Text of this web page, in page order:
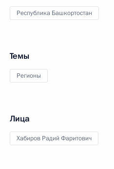
Республика Башкортостан
Темы
Регионы
Лица
Хабиров Радий Фаритович